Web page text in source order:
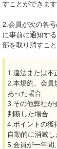
すことができます
2.会員が次の各
に事前に通知す
部を取り消すこと
1.違法または不
2.本規約、会員
あった場合
3.その他弊社が
判断した場合
4.ポイントの獲
自動的に消滅し
5.会員が一年間